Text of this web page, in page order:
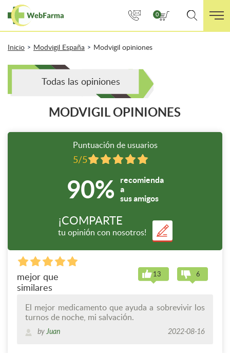
0
Inicio > Modvigil España > Modvigil opiniones
Todas las opiniones
MODVIGIL OPINIONES
Puntuación de usuarios
5/5
90%
recomienda
a
sus amigos
¡COMPARTE
tu opinión con nosotros!
mejor que
similares
13 6
El mejor medicamento que ayuda a sobrevivir los
turnos de noche, mi salvación.
byJuan 2022-08-16